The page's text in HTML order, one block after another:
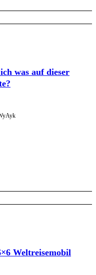
was auf dieser
Weltreisemobil